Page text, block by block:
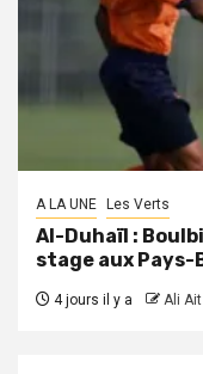
A LA UNE Les Verts
Al-Duhaïl :
stage aux Pays-
4 jours il y a Ali